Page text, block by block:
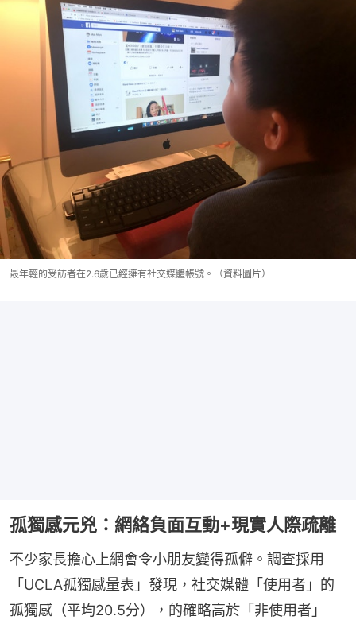
最年輕的受訪者在2.6歲已經擁有社交媒體帳號。（資料圖片）
孤獨感元兇：網絡負面互動+現實人際疏離
不少家長擔心上網會令小朋友變得孤僻。調查採用
「UCLA孤獨感量表」發現，社交媒體「使用者」的
孤獨感（平均20.5分），的確略高於「非使用者」